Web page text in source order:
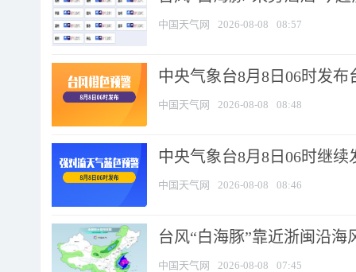
中国天气网 2026-08-08 08:57
中央气象台8月8日06时发布
中国天气网 2026-08-08 08:48
中央气象台8月8日06时继
中国天气网 2026-08-08 08:46
台风“白海豚”靠近浙闽沿
中国天气网 2026-08-08 07:45